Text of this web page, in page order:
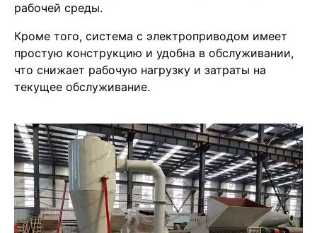
рабочей среды.
Кроме того, система с электроприводом имеет
простую конструкцию и удобна в обслуживании,
что снижает рабочую нагрузку и затраты на
текущее обслуживание.